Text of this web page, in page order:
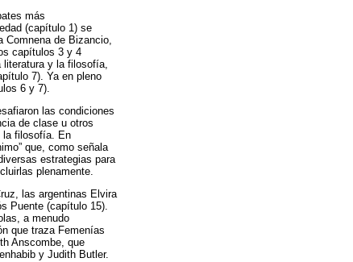
más
(capítulo 1) se
Comnena de Bizancio,
capítulos 3 y 4
literatura y la filosofía,
7). Ya en pleno
6 y 7).
las condiciones
de clase u otros
la filosofía. En
que, como señala
estrategias para
plenamente.
las argentinas Elvira
Puente (capítulo 15).
a menudo
que traza Femenías
Anscombe, que
y Judith Butler.